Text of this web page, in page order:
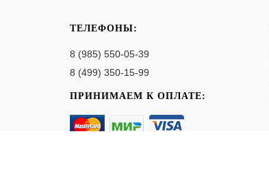
ТЕЛЕФОНЫ:
8 (985) 550-05-39
8 (499) 350-15-99
ПРИНИМАЕМ К ОПЛАТЕ: